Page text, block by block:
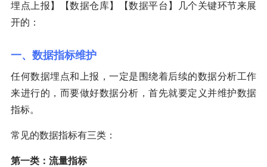
埋点上报】【数据仓库】【数据平台】几个关键环节来展
开的：
一、数据指标维护
任何数据埋点和上报，一定是围绕着后续的数据分析工作
来进行的，而要做好数据分析，首先就要定义并维护数据
指标。
常见的数据指标有三类：
第一类：流量指标